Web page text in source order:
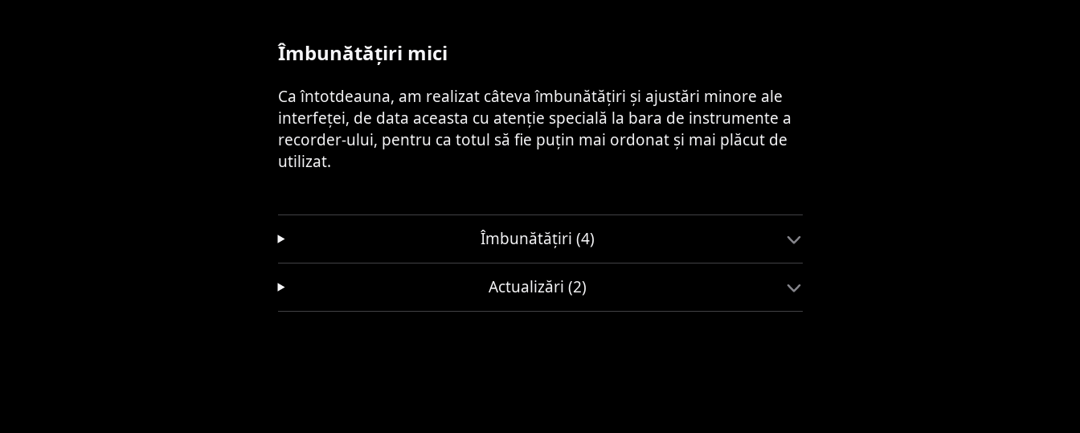
Îmbunătățiri mici
Ca întotdeauna, am realizat câteva îmbunătățiri și ajustări minore ale
interfeței, de data aceasta cu atenție specială la bara de instrumente a
recorder-ului, pentru ca totul să fie puțin mai ordonat și mai plăcut de
utilizat.
Îmbunătățiri (4)
Actualizări (2)